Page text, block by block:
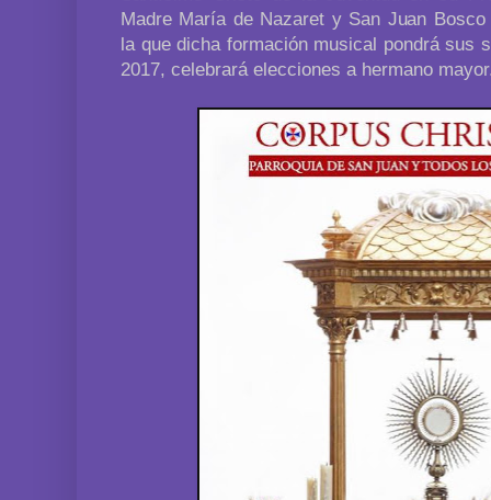
Madre María de Nazaret y San Juan
la que dicha formación musical pondrá sus
2017, celebrará elecciones a hermano